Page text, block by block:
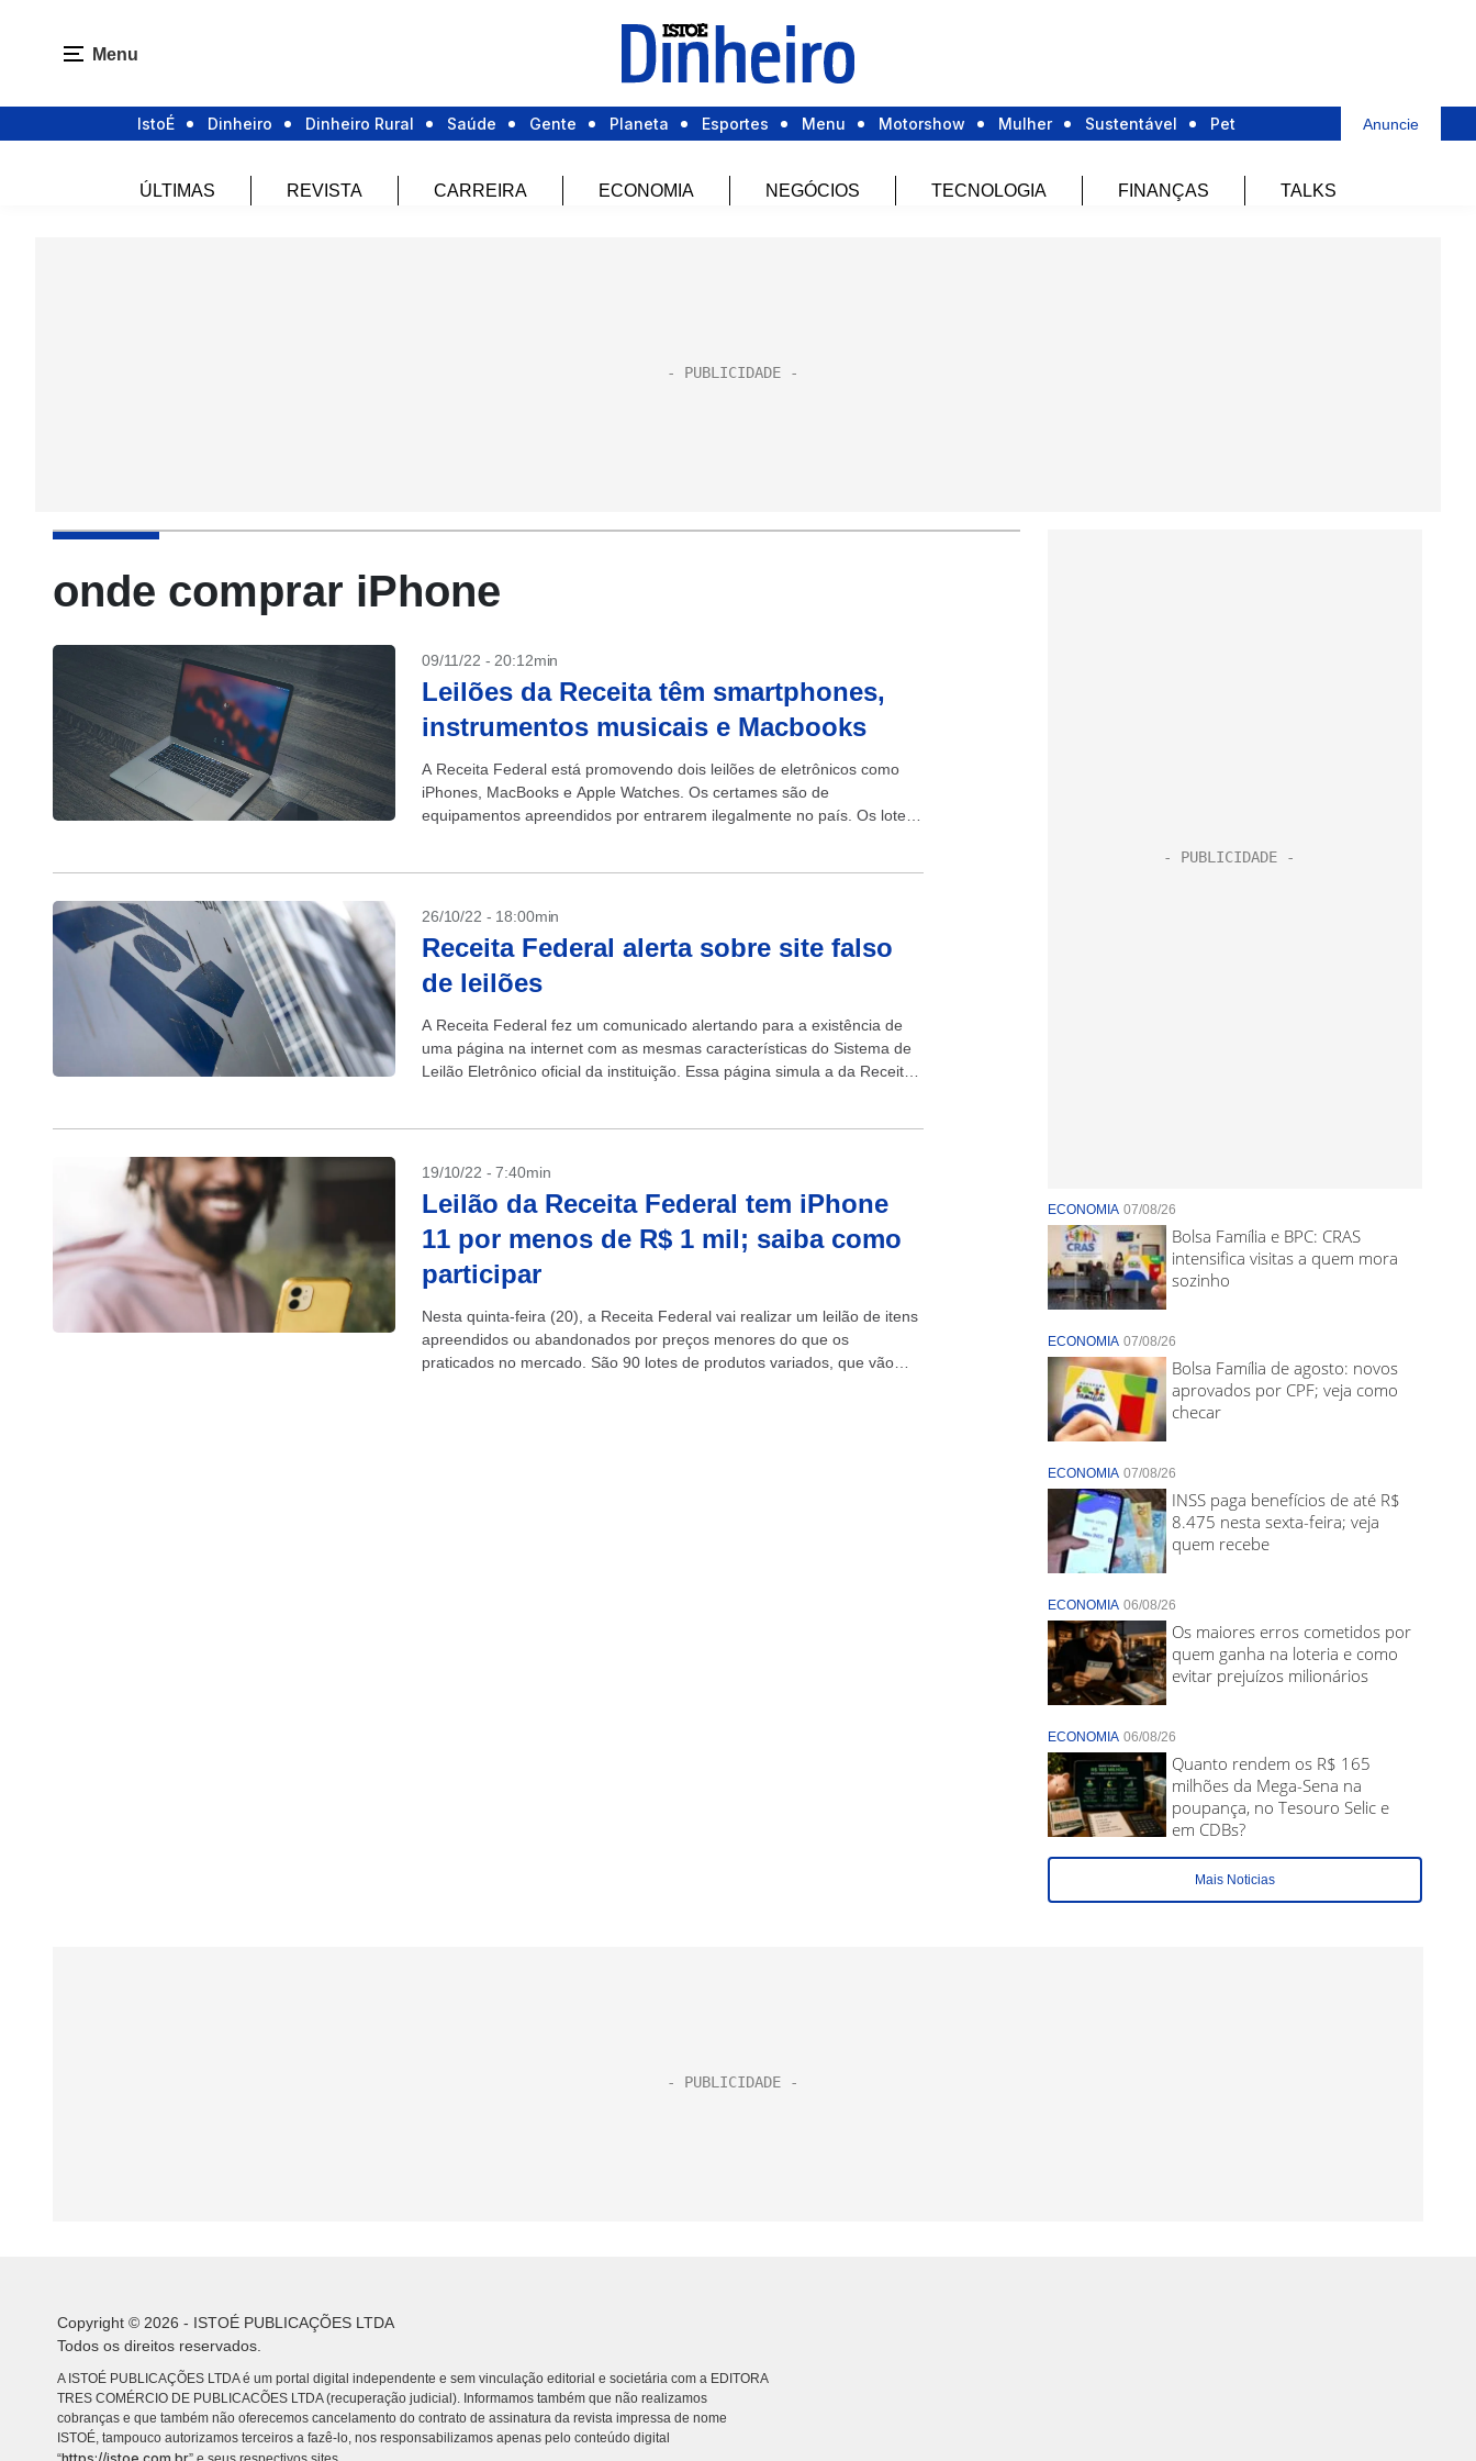
Menu
IstoÉ Dinheiro Dinheiro Rural Saúde Gente Planeta Esportes Menu Motorshow Mulher Sustentável Pet Anuncie
ÚLTIMAS REVISTA CARREIRA ECONOMIA NEGÓCIOS TECNOLOGIA FINANÇAS TALKS
onde comprar iPhone
09/11/22 - 20:12min
Leilões da Receita têm smartphones,
instrumentos musicais e Macbooks
A Receita Federal está promovendo dois leilões de eletrônicos como
iPhones, MacBooks e Apple Watches. Os certames são de
equipamentos apreendidos por entrarem ilegalmente no país. Os lotes
26/10/22 - 18:00min
Receita Federal alerta sobre site falso
de leilões
A Receita Federal fez um comunicado alertando para a existência de
uma página na internet com as mesmas características do Sistema de
Leilão Eletrônico oficial da instituição. Essa página simula a da Receita,
19/10/22 - 7:40min
Leilão da Receita Federal tem iPhone
11 por menos de R$ 1 mil; saiba como
participar
Nesta quinta-feira (20), a Receita Federal vai realizar um leilão de itens
apreendidos ou abandonados por preços menores do que os
praticados no mercado. São 90 lotes de produtos variados, que vão
ECONOMIA 07/08/26
Bolsa Família e BPC: CRAS
intensifica visitas a quem mora
sozinho
ECONOMIA 07/08/26
Bolsa Família de agosto: novos
aprovados por CPF; veja como
checar
ECONOMIA 07/08/26
INSS paga benefícios de até R$
8.475 nesta sexta-feira; veja
quem recebe
ECONOMIA 06/08/26
Os maiores erros cometidos por
quem ganha na loteria e como
evitar prejuízos milionários
ECONOMIA 06/08/26
Quanto rendem os R$ 165
milhões da Mega-Sena na
poupança, no Tesouro Selic e
em CDBs?
Mais Noticias
Copyright © 2026 - ISTOÉ PUBLICAÇÕES LTDA
Todos os direitos reservados.
A ISTOÉ PUBLICAÇÕES LTDA é um portal digital independente e sem vinculação editorial e societária com a EDITORA
TRES COMÉRCIO DE PUBLICACÕES LTDA (recuperação judicial). Informamos também que não realizamos
cobranças e que também não oferecemos cancelamento do contrato de assinatura da revista impressa de nome
ISTOÉ, tampouco autorizamos terceiros a fazê-lo, nos responsabilizamos apenas pelo conteúdo digital